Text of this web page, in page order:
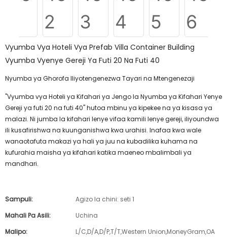
Vyumba Vya Hoteli Vya Prefab Villa Container Building
Vyumba Vyenye Gereji Ya Futi 20 Na Futi 40
Nyumba ya Ghorofa Iliyotengenezwa Tayari na Mtengenezaji
"Vyumba vya Hoteli ya Kifahari ya Jengo la Nyumba ya Kifahari Yenye
Gereji ya futi 20 na futi 40" hutoa mbinu ya kipekee na ya kisasa ya
malazi. Ni jumba la kifahari lenye vifaa kamili lenye gereji, iliyoundwa
ili kusafirishwa na kuunganishwa kwa urahisi. Inafaa kwa wale
wanaotafuta makazi ya hali ya juu na kubadilika kuhama na
kufurahia maisha ya kifahari katika maeneo mbalimbali ya
mandhari.
Sampuli:
Agizo la chini: seti 1
Mahali Pa Asili:
Uchina
Malipo:
L/C,D/A,D/P,T/T,Western Union,MoneyGram,OA